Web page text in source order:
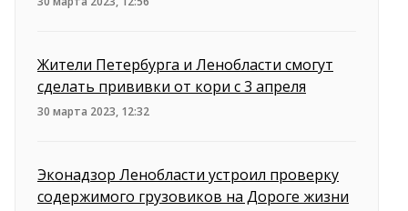
Жители Петербурга и Ленобласти смогут
сделать прививки от кори с 3 апреля
30 марта 2023, 12:32
Эконадзор Ленобласти устроил проверку
содержимого грузовиков на Дороге жизни